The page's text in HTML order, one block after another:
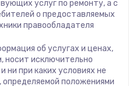
услуг по ремонту, а с
о предоставляемых
правообладателя
об услугах и ценах,
носит исключительно
ни при каких условиях не
положениями